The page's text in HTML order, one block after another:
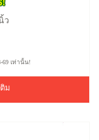
ว
69 เท่านั้น!
ม